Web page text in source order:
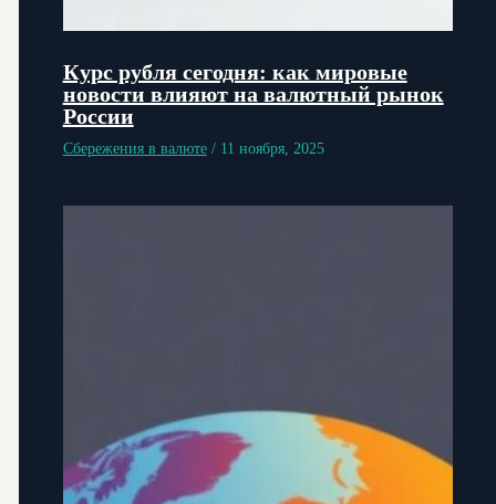
Курс рубля сегодня: как мировые
новости влияют на валютный рынок
России
Сбережения в валюте/ 11 ноября, 2025